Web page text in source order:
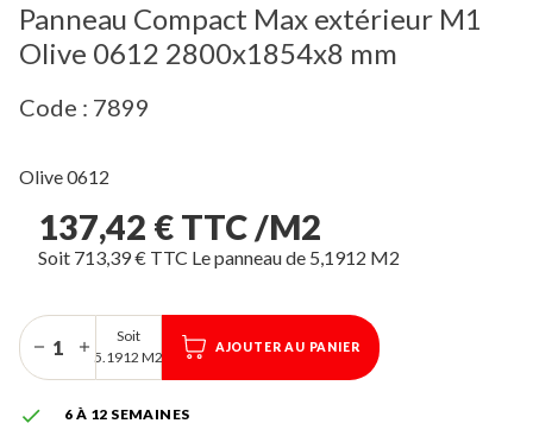
Panneau Compact Max extérieur M1
Olive 0612 2800x1854x8 mm
Code : 7899
Olive 0612
137,42 € TTC /M2
Soit 713,39 € TTC Le panneau de 5,1912 M2
Soit
5.1912 M2
AJOUTER AU PANIER
 6 À 12 SEMAINES